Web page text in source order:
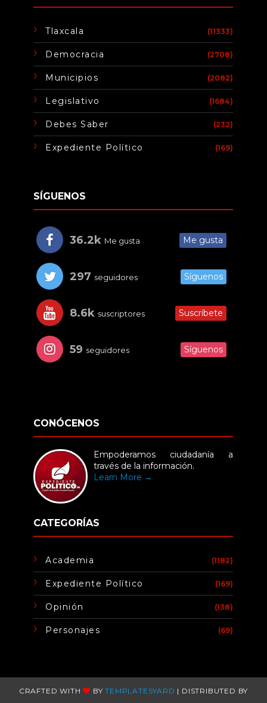
Tlaxcala (11333)
Democracia (2708)
Municipios (2082)
Legislativo (1684)
Debes Saber (232)
Expediente Político (169)
SÍGUENOS
36.2k Me gusta Me gusta
297 seguidores Síguenos
8.6k suscriptores Suscríbete
59 seguidores Síguenos
CONÓCENOS
Empoderamos ciudadanía a
través de la información.
Learn More →
CATEGORÍAS
Academia (1182)
Expediente Político (169)
Opinión (138)
Personajes (69)
CRAFTED WITH BYTEMPLATESYARD | DISTRIBUTED BY